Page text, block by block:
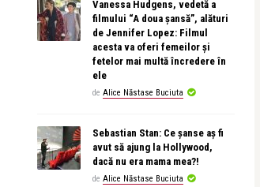
Vanessa Hudgens, vedetă a
filmului “A doua șansă”, alături
de Jennifer Lopez: Filmul
acesta va oferi femeilor și
fetelor mai multă încredere în
ele
de Alice Năstase Buciuta
Sebastian Stan: Ce șanse aș fi
avut să ajung la Hollywood,
dacă nu era mama mea?!
de Alice Năstase Buciuta